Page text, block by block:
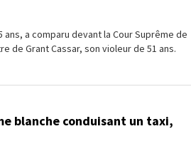
ans, a comparu devant la Cour Suprême de
de Grant Cassar, son violeur de 51 ans.
blanche conduisant un taxi,